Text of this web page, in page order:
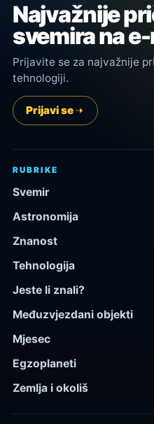
Najvažnije
svemira na
Prijavite se za najvažnije
tehnologiji.
Prijavi se
RUBRIKE
Svemir
Astronomija
Znanost
Tehnologija
Jeste li znali?
Međuzvjezdani objekti
Mjesec
Egzoplaneti
Zemlja i okoliš